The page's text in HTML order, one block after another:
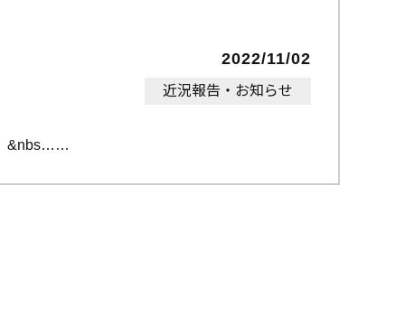
2022/11/02
近況報告・お知らせ
&nbs…